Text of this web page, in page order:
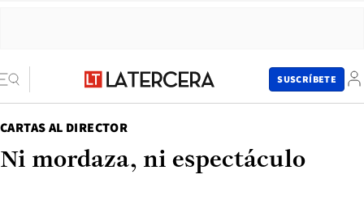
SUSCRÍBETE
CARTAS AL DIRECTOR
Ni mordaza, ni espectáculo